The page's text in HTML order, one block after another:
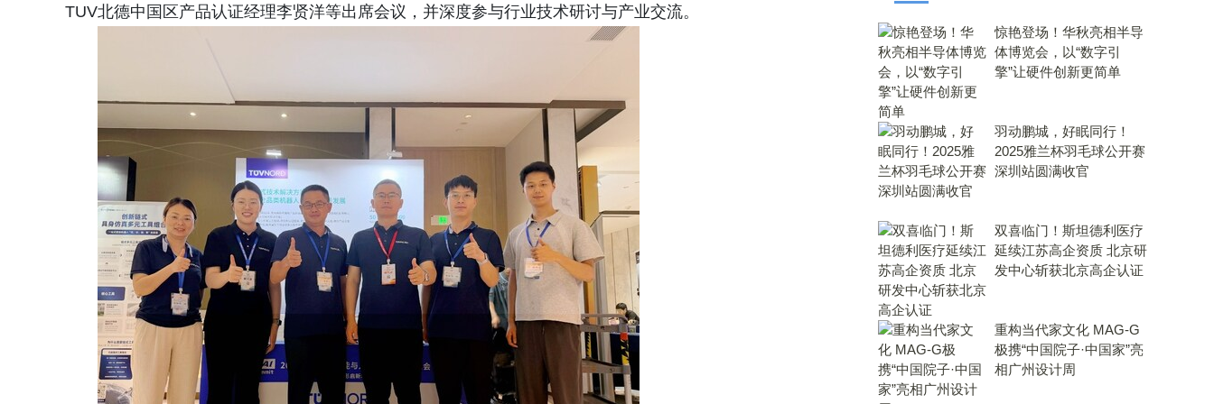
TUV北德中国区产品认证经理李贤洋等出席会议，并深度参与行业技术研讨与产业交流。
惊艳登场！华秋亮相半导
体博览会，以“数字引
擎”让硬件创新更简单
羽动鹏城，好眠同行！
2025雅兰杯羽毛球公开赛
深圳站圆满收官
双喜临门！斯坦德利医疗
延续江苏高企资质 北京研
发中心斩获北京高企认证
重构当代家文化 MAG-G
极携“中国院子·中国家”亮
相广州设计周